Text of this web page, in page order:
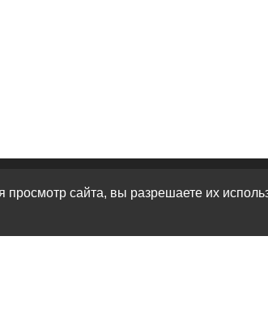
О нас г.
сайта, вы разрешаете их